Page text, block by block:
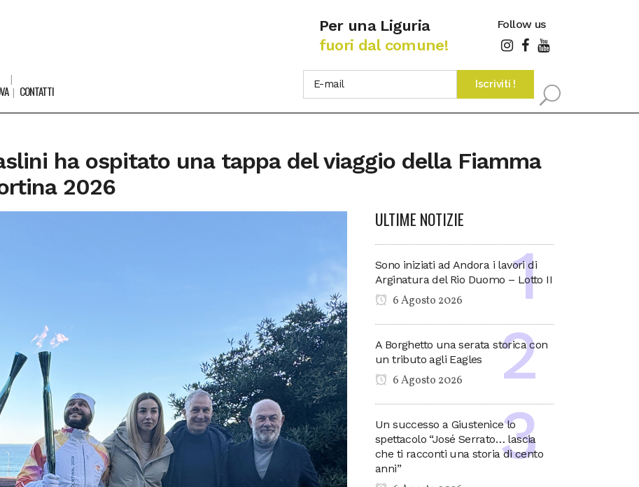
Per una Liguria
fuori dal comune!
Follow us
CONTATTI
ha ospitato una tappa del viaggio della Fiamma
2026
ULTIME NOTIZIE
Sono iniziati ad Andora i lavori di
Arginatura del Rio Duomo – Lotto II
6 Agosto 2026
A Borghetto una serata storica con
un tributo agli Eagles
6 Agosto 2026
Un successo a Giustenice lo
spettacolo “José Serrato… lascia
che ti racconti una storia di cento
anni”